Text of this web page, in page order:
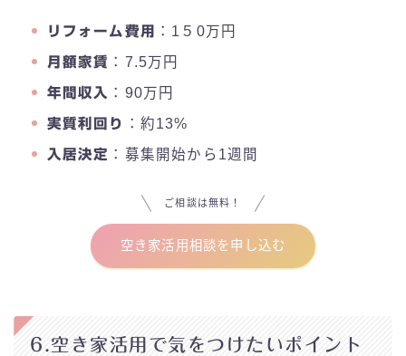
リフォーム費用 ：1５0万円
月額家賃 ：7.5万円
年間収入 ：90万円
実質利回り ：約13%
入居決定 ：募集開始から1週間
ご相談は無料！
空き家活用相談を申し込む
6.空き家活用で気をつけたいポイント